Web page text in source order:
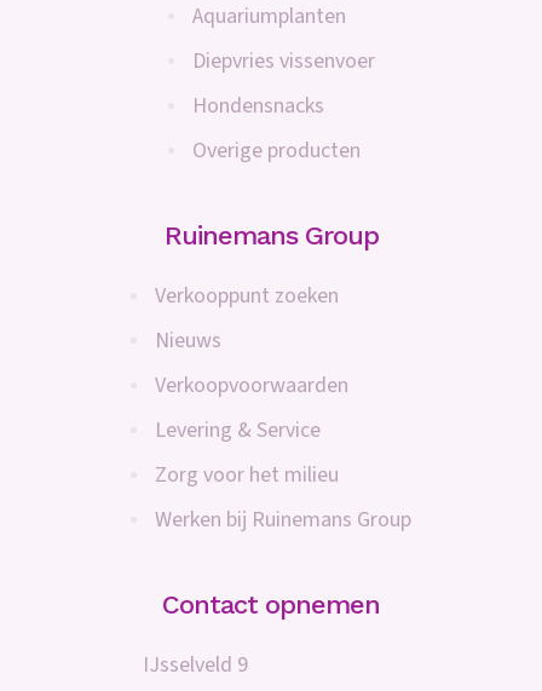
Aquariumplanten
Diepvries vissenvoer
Hondensnacks
Overige producten
Ruinemans Group
Verkooppunt zoeken
Nieuws
Verkoopvoorwaarden
Levering & Service
Zorg voor het milieu
Werken bij Ruinemans Group
Contact opnemen
IJsselveld 9